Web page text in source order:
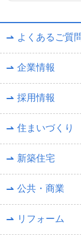
よくあるご質
企業情報
採用情報
住まいづくり
新築住宅
公共・商業
リフォーム